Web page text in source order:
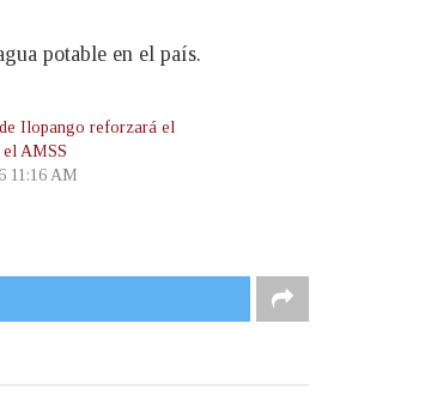
potable en el país.
Ilopango reforzará el
el AMSS
11:16 AM